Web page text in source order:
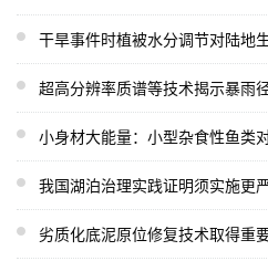
我国湖泊治理实践证明须实施更
劣质化底泥原位修复技术取得重